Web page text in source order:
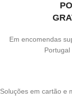
Em encomendas
Portugal
Soluções em cartão e